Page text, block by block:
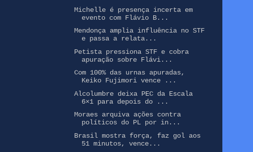
Michelle é presença incerta em
evento com Flávio B...
Mendonça amplia influência no STF
e passa a relata...
Petista pressiona STF e cobra
apuração sobre Flávi...
Com 100% das urnas apuradas,
Keiko Fujimori vence ...
Alcolumbre deixa PEC da Escala
6×1 para depois do ...
Moraes arquiva ações contra
políticos do PL por in...
Brasil mostra força, faz gol aos
51 minutos, vence...